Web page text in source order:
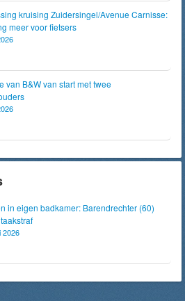
kruising Zuidersingel/Avenue Carnisse:
meer voor fietsers
van B&W van start met twee
in eigen badkamer: Barendrechter (60)
2026